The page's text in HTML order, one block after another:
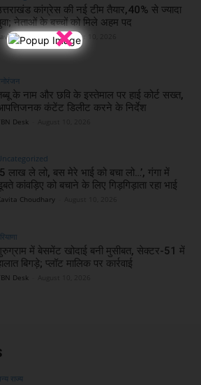
×
कांग्रेस की नई टीम तैयार,40% से ज्यादा
नेताओं के बच्चों को मिले अहम पद
Choudhary - August 10, 2026
के नाम और छवि के इस्तेमाल पर हाई कोर्ट सख्त,
कंटेंट डिलीट करने के निर्देश
Desk
लाख ले लो, बस मेरे भाई को बचा लो…’, गंगा में
कांवड़िए को बचाने के लिए गिड़गिड़ाता रहा भाई
Choudhary
में बेसमेंट खोदाई बनी मुसीबत, सेक्टर-51 में
बिगड़े; प्लॉट मालिक पर कार्रवाई
Desk
राज्य